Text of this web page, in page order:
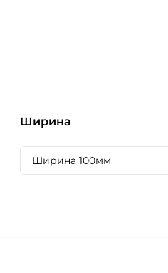
Ширина
Ширина 100мм